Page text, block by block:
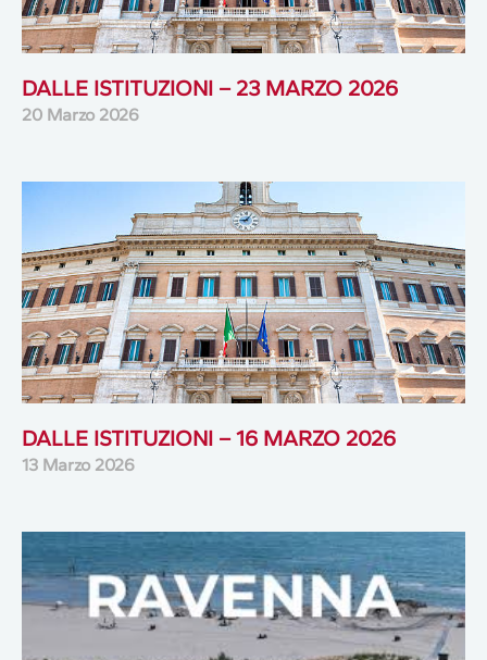
DALLE ISTITUZIONI – 23 MARZO 2026
20 Marzo 2026
DALLE ISTITUZIONI – 16 MARZO 2026
13 Marzo 2026